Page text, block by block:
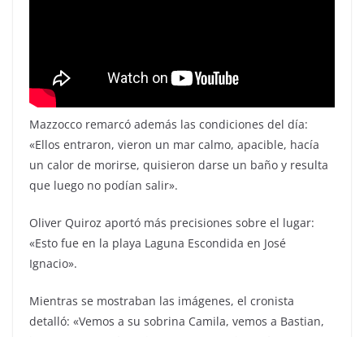
Mazzocco remarcó además las condiciones del día:
«Ellos entraron, vieron un mar calmo, apacible, hacía
un calor de morirse, quisieron darse un baño y resulta
que luego no podían salir».
Oliver Quiroz aportó más precisiones sobre el lugar:
«Esto fue en la playa Laguna Escondida en José
Ignacio».
Mientras se mostraban las imágenes, el cronista
detalló: «Vemos a su sobrina Camila, vemos a Bastian,